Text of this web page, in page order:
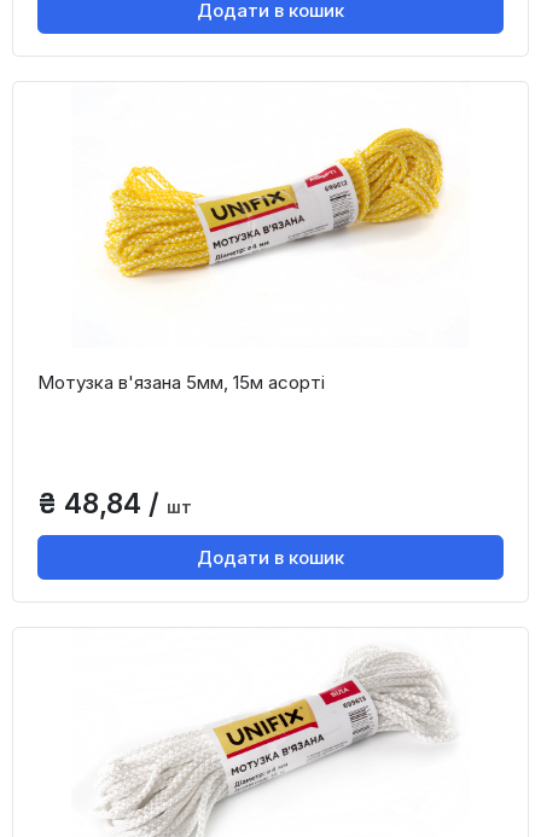
Додати в кошик
Мотузка в'язана 5мм, 15м асорті
₴ 48,84 / шт
Додати в кошик